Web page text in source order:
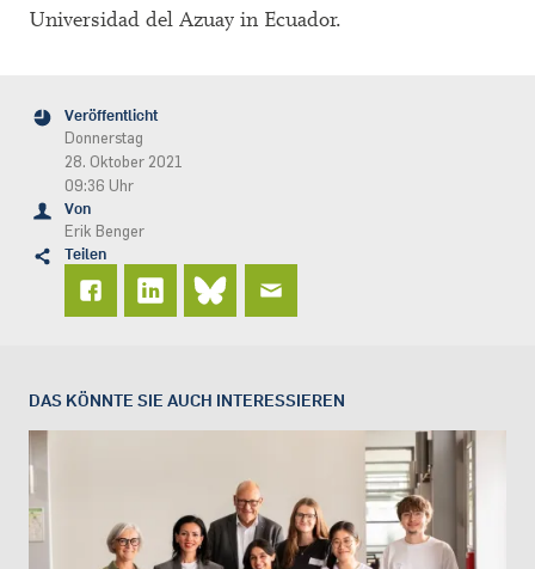
Universidad del Azuay in Ecuador.
Veröffentlicht
Donnerstag
28. Oktober 2021
09:36 Uhr
Von
Erik Benger
Teilen
DAS KÖNNTE SIE AUCH INTERESSIEREN